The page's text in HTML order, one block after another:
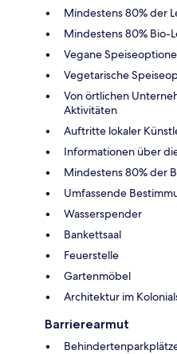
Mindestens 80% der
Mindestens 80% Bio-
Vegane
Vegetarische
Von örtlichen
Aktivitäten
Auftritte lokaler
Informationen über
Mindestens 80% der
Umfassende
Wasserspender
Bankettsaal
Feuerstelle
Gartenmöbel
Architektur im
Barrierearmut